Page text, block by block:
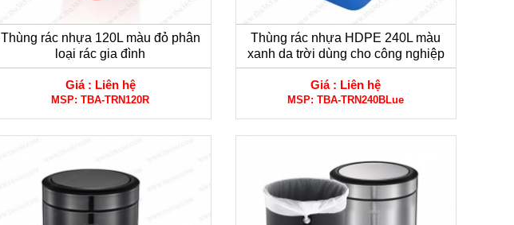
Thùng rác nhựa 120L màu đỏ phân
loại rác gia đình
Giá : Liên hệ
MSP:TBA-TRN120R
Thùng rác nhựa HDPE 240L màu
xanh da trời dùng cho công nghiệp
Giá : Liên hệ
MSP:TBA-TRN240BLue